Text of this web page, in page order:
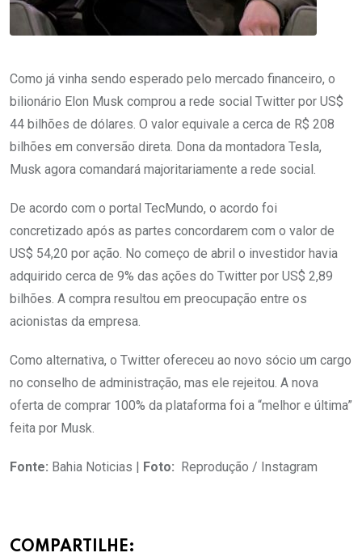
Como já vinha sendo esperado pelo mercado financeiro, o
bilionário Elon Musk comprou a rede social Twitter por US$
44 bilhões de dólares. O valor equivale a cerca de R$ 208
bilhões em conversão direta. Dona da montadora Tesla,
Musk agora comandará majoritariamente a rede social.
De acordo com o portal TecMundo, o acordo foi
concretizado após as partes concordarem com o valor de
US$ 54,20 por ação. No começo de abril o investidor havia
adquirido cerca de 9% das ações do Twitter por US$ 2,89
bilhões. A compra resultou em preocupação entre os
acionistas da empresa.
Como alternativa, o Twitter ofereceu ao novo sócio um cargo
no conselho de administração, mas ele rejeitou. A nova
oferta de comprar 100% da plataforma foi a “melhor e última”
feita por Musk.
Fonte: Bahia Noticias | Foto: Reprodução / Instagram
COMPARTILHE: